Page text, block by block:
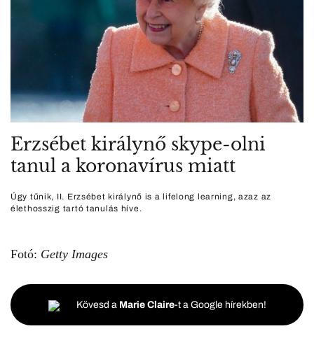
Erzsébet királynő skype-olni
tanul a koronavírus miatt
Úgy tűnik, II. Erzsébet királynő is a lifelong learning, azaz az
élethosszig tartó tanulás híve.
Fotó: Getty Images
Kövesd a Marie Claire-t a Google hírekben!